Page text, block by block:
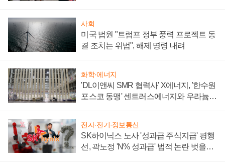
사회
미국 법원 "트럼프 정부 풍력 프로젝트 동
결 조치는 위법", 해제 명령 내려
화학·에너지
'DL이앤씨 SMR 협력사' X에너지, '한수원
포스코 동맹' 센트러스에너지와 우라늄
전자·전기·정보통신
SK하이닉스 노사 '성과급 주식지급' 평행
선, 곽노정 'N% 성과급' 법적 논란 벗을지